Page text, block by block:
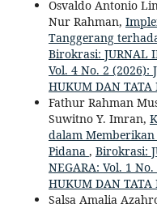
Osvaldo Antonio
Nur Rahman,
Tanggerang
Birokrasi: JURNAL
Vol. 4 No. 2 (2026):
HUKUM DAN TATA
Fathur Rahman
Suwitno Y. Imran,
dalam
Pidana , Birokrasi:
NEGARA: Vol. 1
HUKUM DAN TATA
Salsa Amalia